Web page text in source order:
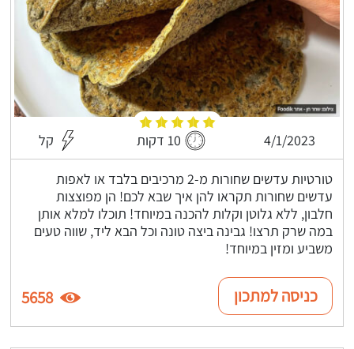
4/1/2023 10 דקות קל
טורטיות עדשים שחורות מ-2 מרכיבים בלבד או לאפות
עדשים שחורות תקראו להן איך שבא לכם! הן מפוצצות
חלבון, ללא גלוטן וקלות להכנה במיוחד! תוכלו למלא אותן
במה שרק תרצו! גבינה ביצה טונה וכל הבא ליד, שווה טעים
משביע ומזין במיוחד!
כניסה למתכון 5658